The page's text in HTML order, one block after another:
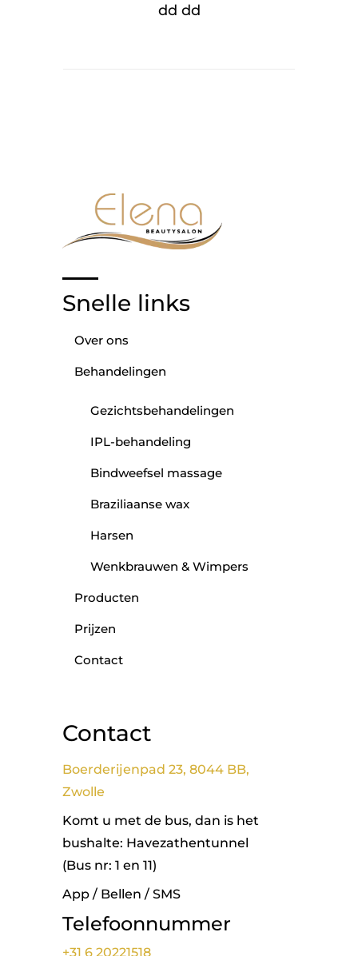
dd dd
Snelle links
Over ons
Behandelingen
Gezichtsbehandelingen
IPL-behandeling
Bindweefsel massage
Braziliaanse wax
Harsen
Wenkbrauwen & Wimpers
Producten
Prijzen
Contact
Contact
Boerderijenpad 23, 8044 BB,
Zwolle
Komt u met de bus, dan is het
bushalte: Havezathentunnel
(Bus nr: 1 en 11)
App / Bellen / SMS
Telefoonnummer
+31 6 20221518